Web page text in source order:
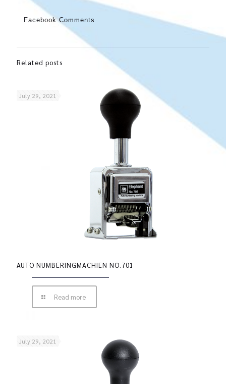
Facebook Comments
Related posts
July 29, 2021
AUTO NUMBERINGMACHIEN NO.701
Read more
July 29, 2021